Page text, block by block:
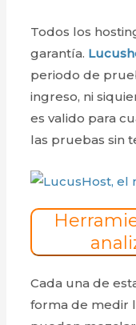
Todos los
garantía.
periodo de
ingreso, ni
es valido para
las pruebas sin
Cada una de
forma de medir